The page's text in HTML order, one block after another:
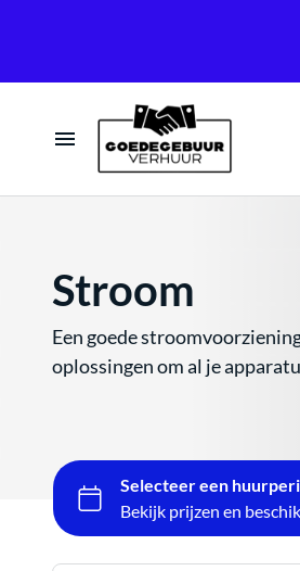
Home
Verlichting
Verwarming
Stroom
Een goede
oplossingen om al je